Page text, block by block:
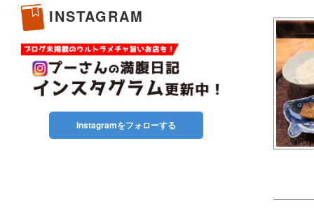
INSTAGRAM
Instagramをフォローする